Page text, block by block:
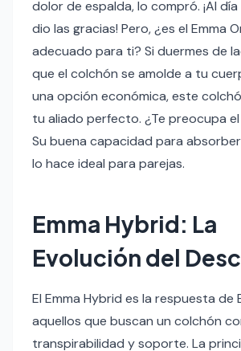
dolor de espalda, lo compró. ¡Al
dio las gracias! Pero, ¿es el Emma
adecuado para ti? Si duermes de
que el colchón se amolde a tu
una opción económica, este
tu aliado perfecto. ¿Te preocupa
Su buena capacidad para
lo hace ideal para parejas.
Emma Hybrid: La
Evolución del
El Emma Hybrid es la respuesta de
aquellos que buscan un colchón
transpirabilidad y soporte. La